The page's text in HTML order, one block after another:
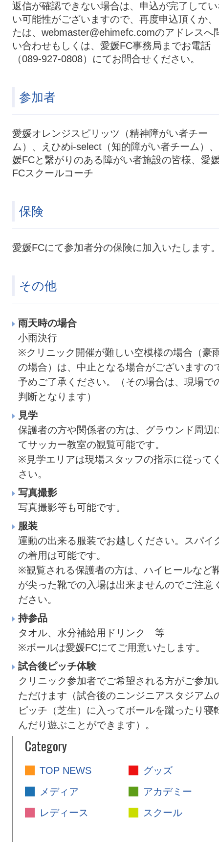
返信が確認できない場合は、申込が完了して
い可能性がございますので、再度申込頂くか
たは、webmaster@ehimefc.comのアドレスへ
い合わせもしくは、愛媛FC事務局までお電話
（089-927-0808）にてお問合せください。
参加者
愛媛オレンジスピリッツ（精神障がい者チー
ム）、えひめi-select（知的障がい者チーム）
媛FCと繋がりのある障がい者施設の皆様、愛
FCスクールコーチ
保険
愛媛FCにて参加者分の保険に加入いたします
その他
雨天時の場合
小雨決行
※クリニック開催が難しい空模様の場合（豪
の場合）は、中止となる場合がございますの
予めご了承ください。（その場合は、現場で
判断となります）
見学
保護者の方や関係者の方は、グラウンド周辺
てサッカー教室の観覧可能です。
※見学エリアは現場スタッフの指示に従って
さい。
写真撮影
写真撮影等も可能です。
服装
運動の出来る服装でお越しください。スパイ
の着用は可能です。
※観覧される保護者の方は、ハイヒールなど
が尖った靴での入場は出来ませんのでご注意
ださい。
持参品
タオル、水分補給用ドリンク 等
※ボールは愛媛FCにてご用意いたします。
試合後ピッチ体験
クリニック参加者でご希望される方がご参加
ただけます（試合後のニンジニアスタジアム
ピッチ（芝生）に入ってボールを蹴ったり寝
んだり遊ぶことができます）。
Category
TOP NEWS
グッズ
メディア
アカデミー
レディース
スクール